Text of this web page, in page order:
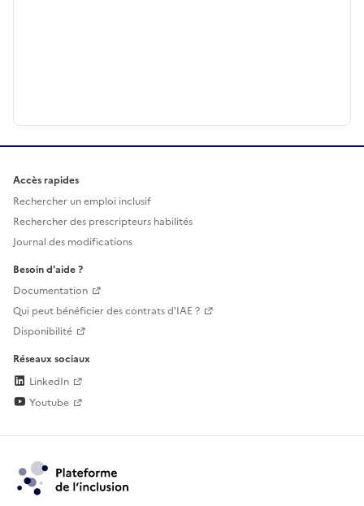
Accès rapides
Rechercher un emploi inclusif
Rechercher des prescripteurs habilités
Journal des modifications
Besoin d'aide ?
Documentation
Qui peut bénéficier des contrats d'IAE ?
Disponibilité
Réseaux sociaux
LinkedIn
Youtube